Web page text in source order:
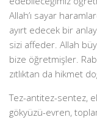
Allah’ı sayar
ayırt edecek bir
sizi affeder. Allah
bize öğretmişler.
zıtlıktan da hikmet
Tez-antitez-sentez,
gökyüzü-evren,